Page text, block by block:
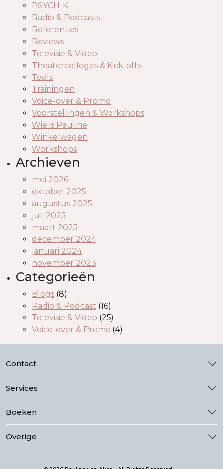
PSYCH-K
Radio & Podcasts
Referenties
Reviews
Televisie & Video
Theatercolleges & Kick-offs
Tools
Trainingen
Voice-over & Promo
Voorstellingen & Workshops
Wie is Pauline
Winkelwagen
Workshops
Archieven
mei 2026
oktober 2025
augustus 2025
juli 2025
maart 2025
december 2024
januari 2024
november 2023
Categorieën
Blogs (8)
Radio & Podcast (16)
Televisie & Video (25)
Voice-over & Promo (4)
Contact
Services
Boeken
Overige